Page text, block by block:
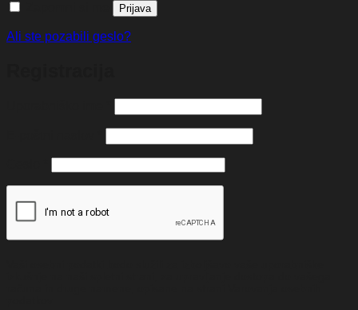
Prijava
Ali ste pozabili geslo?